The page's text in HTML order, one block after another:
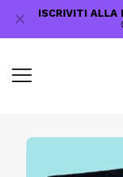
ISCRIVITI ALLA
✕